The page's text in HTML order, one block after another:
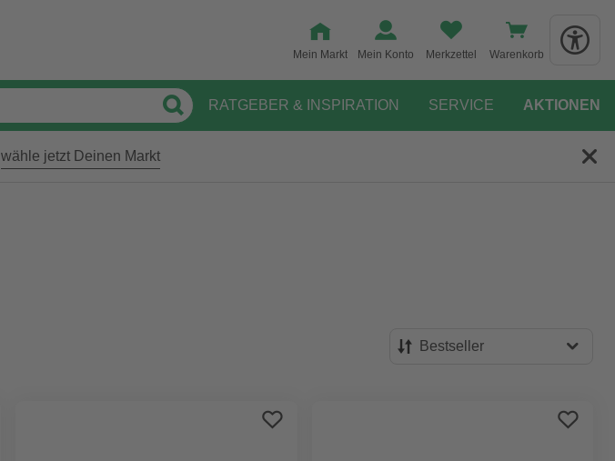
Mein Markt Mein Konto Merkzettel Warenkorb
RATGEBER & INSPIRATION SERVICE AKTIONEN
wähle jetzt Deinen Markt
Bestseller